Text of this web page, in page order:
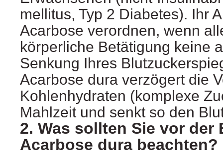
mellitus, Typ 2 Diabetes). Ihr
Acarbose verordnen, wenn
körperliche Betätigung keine
Senkung Ihres
Acarbose dura verzögert die
Kohlenhydraten (komplexe
Mahlzeit und senkt so den
2. Was sollten Sie vor der
Acarbose dura beachten?